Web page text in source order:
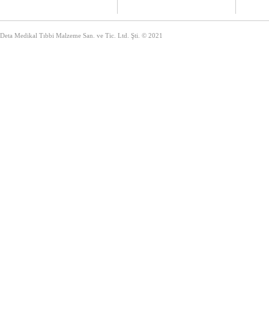
Deta Medikal Tıbbi Malzeme San. ve Tic. Ltd. Şti. © 2021